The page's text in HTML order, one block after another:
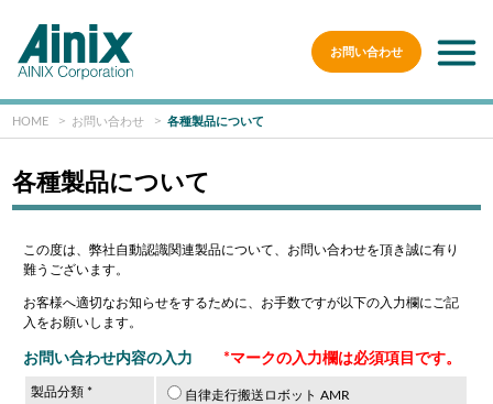
お問い合わせ
HOME お問い合わせ 各種製品について
各種製品について
この度は、弊社自動認識関連製品について、お問い合わせを頂き誠に有り
難うございます。
お客様へ適切なお知らせをするために、お手数ですが以下の入力欄にご記
入をお願いします。
お問い合わせ内容の入力*マークの入力欄は必須項目です。
製品分類 *
自律走行搬送ロボット AMR